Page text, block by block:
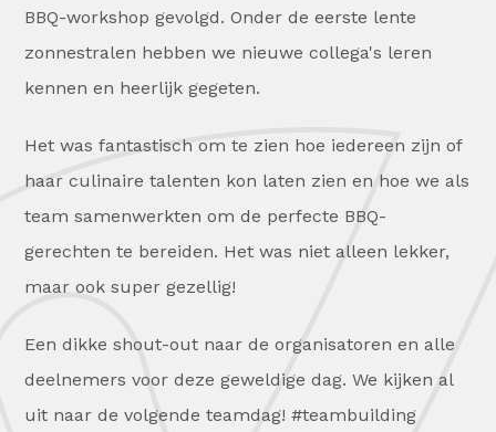
BBQ-workshop gevolgd. Onder de eerste lente
zonnestralen hebben we nieuwe collega's leren
kennen en heerlijk gegeten.
Het was fantastisch om te zien hoe iedereen zijn of
haar culinaire talenten kon laten zien en hoe we als
team samenwerkten om de perfecte BBQ-
gerechten te bereiden. Het was niet alleen lekker,
maar ook super gezellig!
Een dikke shout-out naar de organisatoren en alle
deelnemers voor deze geweldige dag. We kijken al
uit naar de volgende teamdag! #teambuilding